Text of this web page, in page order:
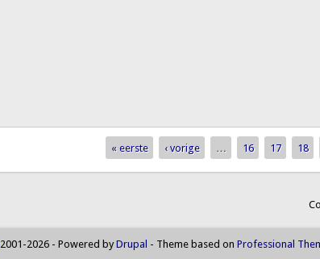
« eerste ‹ vorige … 16 17 18
2001-2026 - Powered byDrupal - Theme based on Professional